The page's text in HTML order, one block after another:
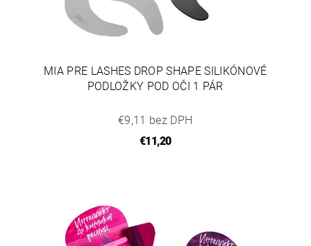
MIA PRE LASHES DROP SHAPE SILIKÓNOVÉ
PODLOŽKY POD OČI 1 PÁR
€9,11 bez DPH
€11,20